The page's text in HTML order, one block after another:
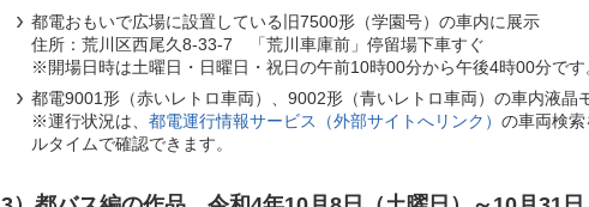
都電おもいで広場に設置している旧7500形（学園号）の車内に展示
住所：荒川区西尾久8-33-7 「荒川車庫前」停留場下車すぐ
※開場日時は土曜日・日曜日・祝日の午前10時00分から午後4時00分です
都電9001形（赤いレトロ車両）、9002形（青いレトロ車両）の車内液晶
※運行状況は、 都電運行情報サービス（外部サイトへリンク） の車両検
ルタイムで確認できます。